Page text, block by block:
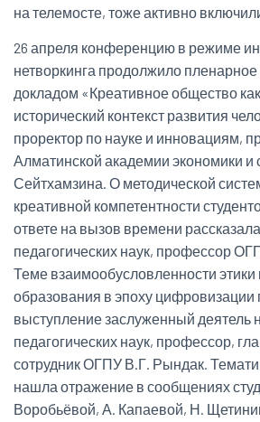
на телемосте, тоже активно
26 апреля конференцию в режиме
нетворкинга продолжило
докладом «Креативное общество
исторический контекст развития
проректор по науке и инновациям,
Алматинской академии экономики и
Сейтхамзина. О методической
креативной компетентности
ответе на вызов времени
педагогических наук, профессор
Теме взаимообусловленности этики
образования в эпоху цифровизации
выступление заслуженный деятель
педагогических наук, профессор,
сотрудник ОГПУ В.Г. Рындак.
нашла отражение в сообщениях
Воробьёвой, А. Капаевой, Н.